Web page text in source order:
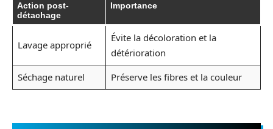
Action post-
détachage
Importance
Lavage approprié
Évite la décoloration et la
détérioration
Séchage naturel
Préserve les fibres et la couleur